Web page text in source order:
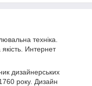
техніка.
Интернет
дизайнерських
року. Дизайн